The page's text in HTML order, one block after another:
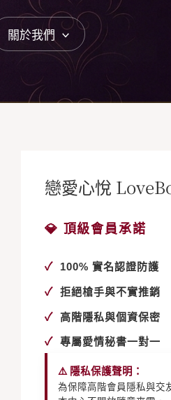
關於我們
戀愛心悅
💎 頂級會員承諾
✓ 100% 實名認證防護
✓ 拒絕槍手與不實推銷
✓ 高階隱私與個資保密
✓ 專屬愛情秘書一對一
⚠️ 隱私保護聲明：
為保障高階會員隱私與交